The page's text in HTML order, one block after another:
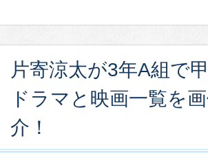
片寄涼太が3年A組で
ドラマと映画一覧を
介！